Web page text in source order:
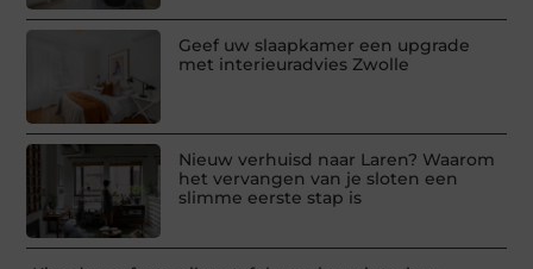
Geef uw slaapkamer een upgrade
met interieuradvies Zwolle
Nieuw verhuisd naar Laren? Waarom
het vervangen van je sloten een
slimme eerste stap is